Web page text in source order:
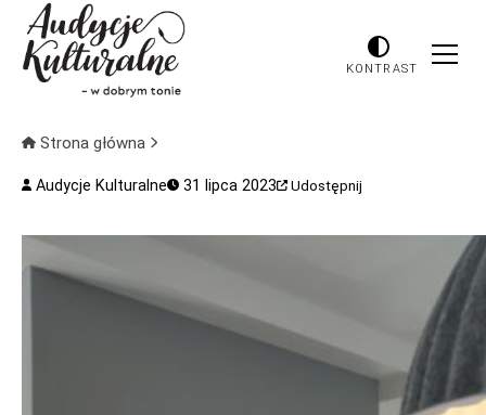
KONTRAST
Strona główna
Audycje Kulturalne 31 lipca 2023 Udostępnij